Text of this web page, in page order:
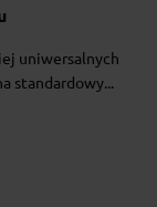
uniwersalnych
standardowy...